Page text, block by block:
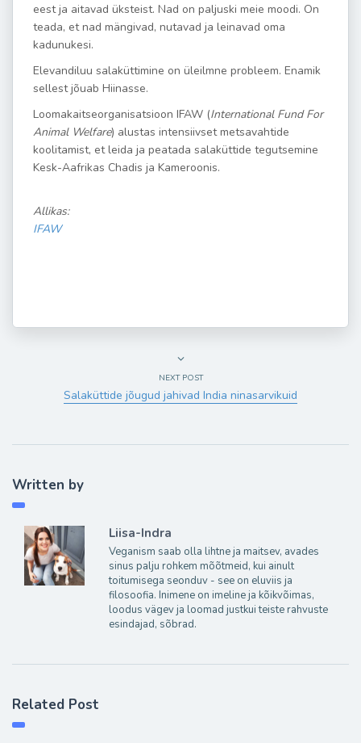
eest ja aitavad üksteist. Nad on paljuski meie moodi. On
teada, et nad mängivad, nutavad ja leinavad oma
kadunukesi.
Elevandiluu salaküttimine on üleilmne probleem. Enamik
sellest jõuab Hiinasse.
Loomakaitseorganisatsioon IFAW (International Fund For
Animal Welfare) alustas intensiivset metsavahtide
koolitamist, et leida ja peatada salaküttide tegutsemine
Kesk-Aafrikas Chadis ja Kameroonis.
Allikas:
IFAW
NEXT POST
Salaküttide jõugud jahivad India ninasarvikuid
Written by
Liisa-Indra
Veganism saab olla lihtne ja maitsev, avades
sinus palju rohkem mõõtmeid, kui ainult
toitumisega seonduv - see on eluviis ja
filosoofia. Inimene on imeline ja kõikvõimas,
loodus vägev ja loomad justkui teiste rahvuste
esindajad, sõbrad.
Related Post